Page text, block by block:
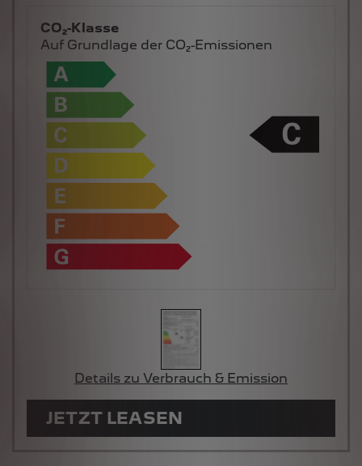
CO₂-Klasse
Auf Grundlage der CO₂-Emissionen
Details zu Verbrauch & Emission
JETZT LEASEN